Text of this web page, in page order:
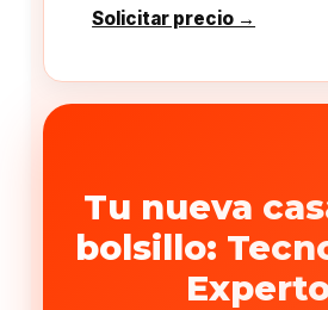
Solicitar precio →
Tu nueva
bolsillo: